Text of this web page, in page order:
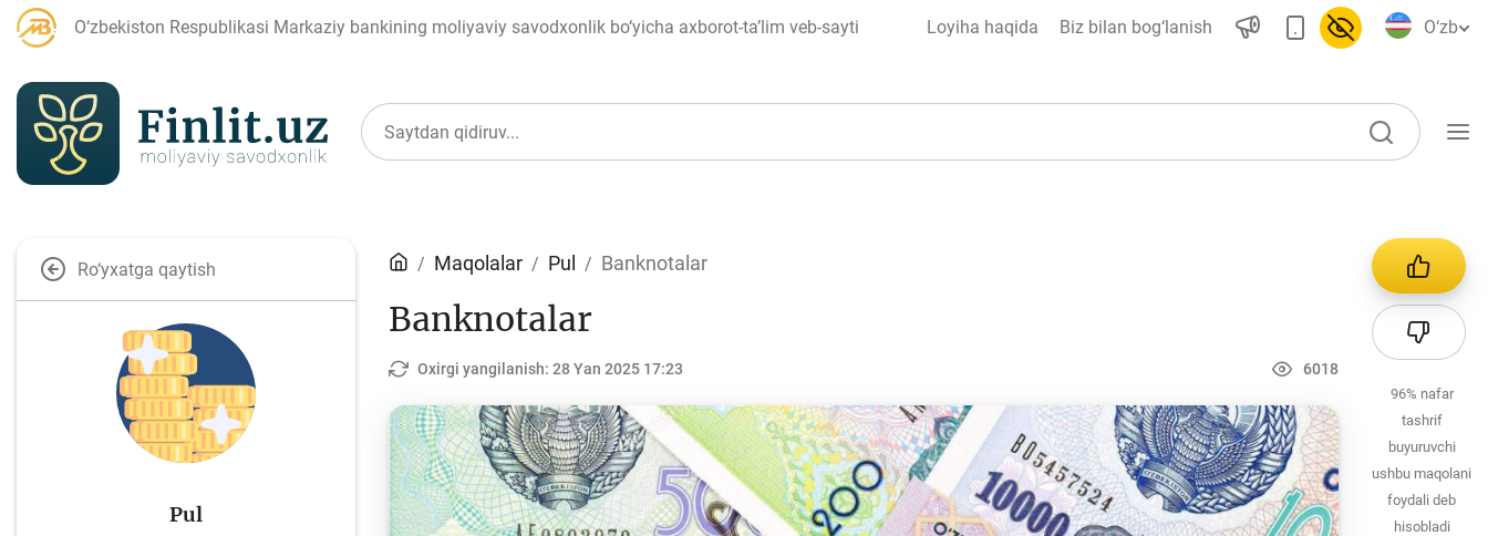
O‘zbekiston Respublikasi Markaziy bankining moliyaviy savodxonlik bo‘yicha axborot-ta’lim veb-sayti Loyiha haqida Biz bilan bog‘lanish O‘zb
Bank agentlari uchun Pul
Depozit (omonatlar) Kredit Budjet
Interaktiv xizmatlar
Fotogalereya
Loyiha haqida
Kengaytirilgan qidiruv
Sayt xaritasi
Ro‘yxatga qaytish
Pul
Maqolalar Pul Banknotalar
Banknotalar
Oxirgi yangilanish: 28 Yan 2025 17:23 6018
96% nafar
tashrif
buyuruvchi
ushbu maqolani
foydali deb
hisobladi